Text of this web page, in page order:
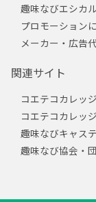
趣味なびエシカ
プロモーション
メーカー・広告
関連サイト
コエテコカレッジ
コエテコカレッ
趣味なびキャス
趣味なび協会・